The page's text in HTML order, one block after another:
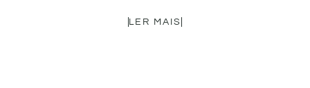
LER MAIS